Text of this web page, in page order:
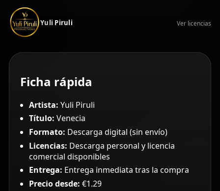
Yuli Piruli Ver licencias
Ficha rápida
Artista: Yuli Piruli
Título: Venecia
Formato: Descarga digital (sin envío)
Licencias: Descarga personal y licencia
comercial disponibles
Entrega: Entrega inmediata tras la compra
Precio desde: €1.29